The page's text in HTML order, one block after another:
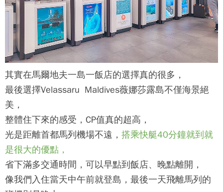
其實在馬爾地夫一島一飯店的選擇真的很多，
最後選擇Velassaru Maldives薇娜莎露島不僅海景絕
美，
整體住下來的感受，CP值真的超高，
光是距離首都馬列機場不遠， 搭乘快艇40分鐘就到就
是很大的優點，
省下滿多交通時間，可以早點到飯店、晚點離開，
像我們入住當天中午前就登島，最後一天飛離馬列的